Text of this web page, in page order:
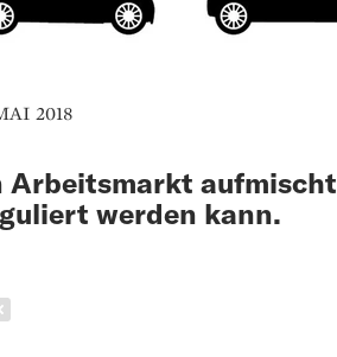
2018
Arbeitsmarkt aufmischt
werden kann.